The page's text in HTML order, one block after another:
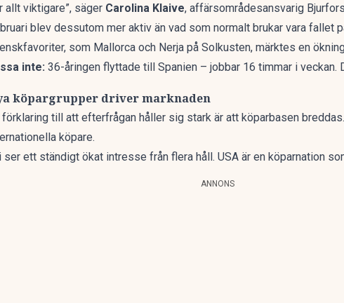
allt viktigare”, säger Carolina Klaive, affärsområdesansvarig
blev dessutom mer aktiv än vad som normalt brukar vara fallet
som Mallorca och Nerja på Solkusten, märktes en
inte: 36-åringen flyttade till Spanien – jobbar 16 timmar i veckan.
köpargrupper driver marknaden
förklaring till att efterfrågan håller sig stark är att köparbasen
köpare.
ser ett ständigt ökat intresse från flera håll. USA är en köparnation
ANNONS